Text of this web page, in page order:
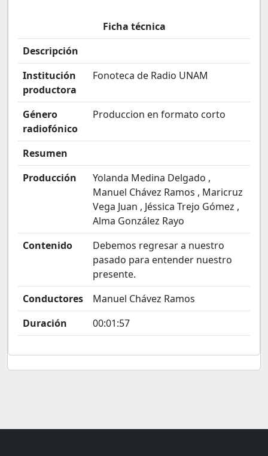
Ficha técnica
Descripción
Institución
productora
Fonoteca de Radio UNAM
Género
radiofónico
Produccion en formato corto
Resumen
Producción
Yolanda Medina Delgado ,
Manuel Chávez Ramos , Maricruz
Vega Juan , Jéssica Trejo Gómez ,
Alma González Rayo
Contenido
Debemos regresar a nuestro
pasado para entender nuestro
presente.
Conductores
Manuel Chávez Ramos
Duración
00:01:57